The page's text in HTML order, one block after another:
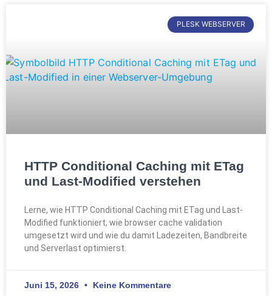
PLESK WEBSERVER
HTTP Conditional Caching mit ETag
und Last-Modified verstehen
Lerne, wie HTTP Conditional Caching mit ETag und Last-
Modified funktioniert, wie browser cache validation
umgesetzt wird und wie du damit Ladezeiten, Bandbreite
und Serverlast optimierst.
Juni 15, 2026 Keine Kommentare